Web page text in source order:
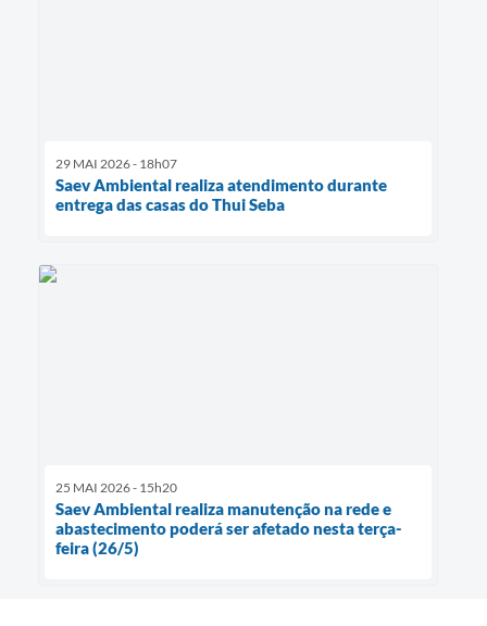
29 MAI 2026 - 18h07
Saev Ambiental realiza atendimento durante
entrega das casas do Thui Seba
25 MAI 2026 - 15h20
Saev Ambiental realiza manutenção na rede e
abastecimento poderá ser afetado nesta terça-
feira (26/5)